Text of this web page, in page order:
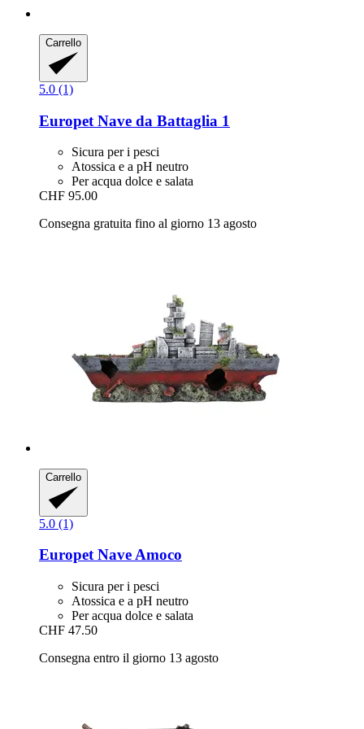
Carrello
5.0 (1)
Europet Nave da Battaglia 1
Sicura per i pesci
Atossica e a pH neutro
Per acqua dolce e salata
CHF 95.00
Consegna gratuita fino al giorno 13 agosto
Carrello
5.0 (1)
EuropetNave Amoco
Sicura per i pesci
Atossica e a pH neutro
Per acqua dolce e salata
CHF 47.50
Consegna entro il giorno 13 agosto